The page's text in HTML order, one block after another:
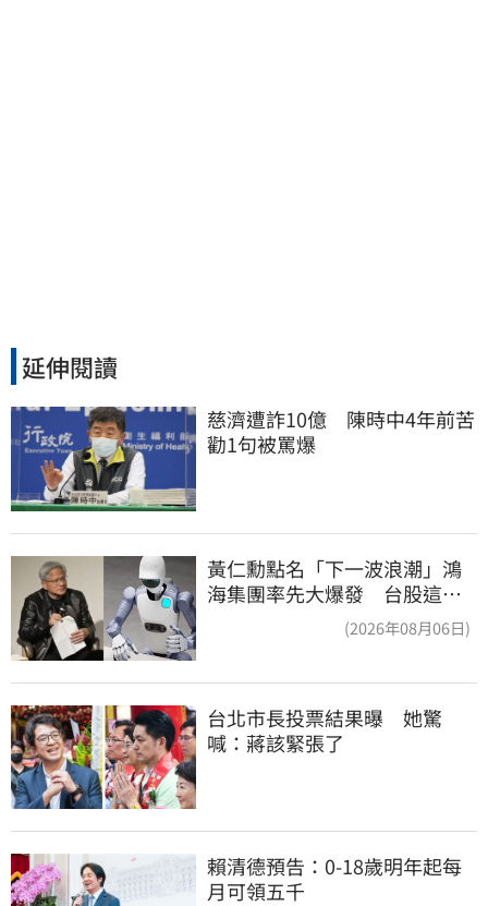
延伸閱讀
慈濟遭詐10億　陳時中4年前苦
勸1句被罵爆
黃仁勳點名「下一波浪潮」鴻
海集團率先大爆發 台股這族
(2026年08月06日)
台北市長投票結果曝　她驚
喊：蔣該緊張了
賴清德預告：0-18歲明年起每
月可領五千